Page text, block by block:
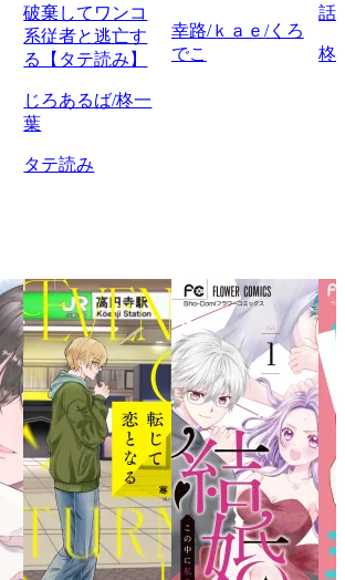
破棄してワンコ
系従者と逃亡す
る【タテ読み】
じろあるば/柊一
葉
タテ読み
幸路/ｋａｅ/くろ
でこ
話
柊